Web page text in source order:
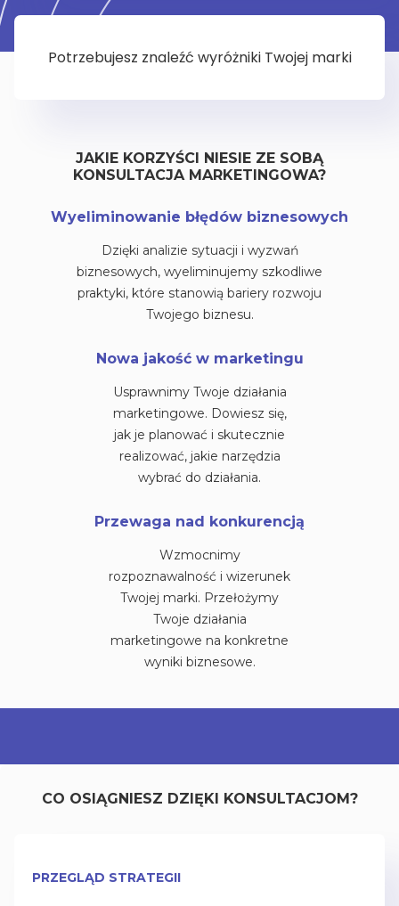
Potrzebujesz znaleźć wyróżniki Twojej marki
JAKIE KORZYŚCI NIESIE ZE SOBĄ
KONSULTACJA MARKETINGOWA?
Wyeliminowanie błędów biznesowych
Dzięki analizie sytuacji i wyzwań
biznesowych, wyeliminujemy szkodliwe
praktyki, które stanowią bariery rozwoju
Twojego biznesu.
Nowa jakość w marketingu
Usprawnimy Twoje działania
marketingowe. Dowiesz się,
jak je planować i skutecznie
realizować, jakie narzędzia
wybrać do działania.
Przewaga nad konkurencją
Wzmocnimy
rozpoznawalność i wizerunek
Twojej marki. Przełożymy
Twoje działania
marketingowe na konkretne
wyniki biznesowe.
CO OSIĄGNIESZ DZIĘKI KONSULTACJOM?
PRZEGLĄD STRATEGII